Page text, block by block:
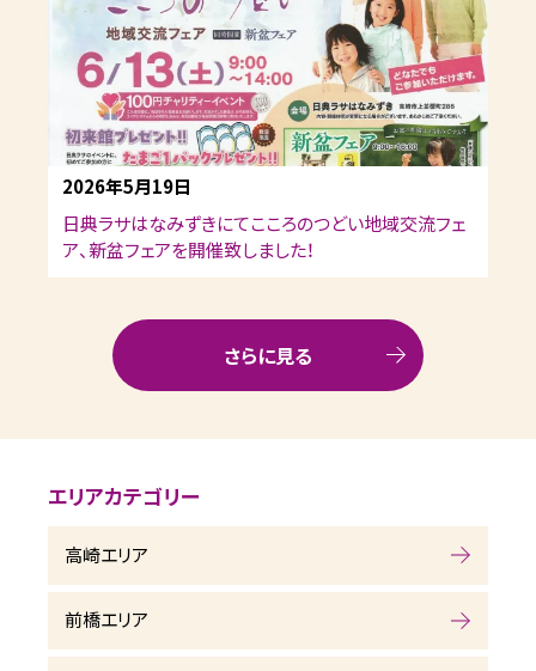
2026年5月19日
日典ラサはなみずきにてこころのつどい地域交流フェ
ア、新盆フェアを開催致しました！
さらに見る
エリアカテゴリー
高崎エリア
前橋エリア